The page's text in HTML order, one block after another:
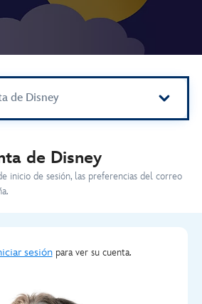
de Disney
de Disney
inicio de sesión, las preferencias del correo
sesiónpara ver su cuenta.